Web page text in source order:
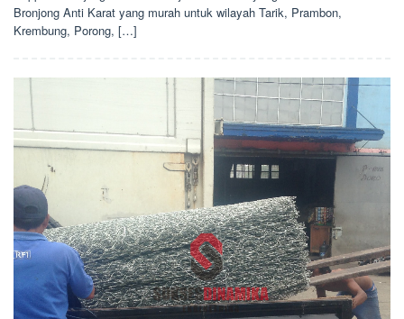
Bronjong Anti Karat yang murah untuk wilayah Tarik, Prambon,
Krembung, Porong, […]